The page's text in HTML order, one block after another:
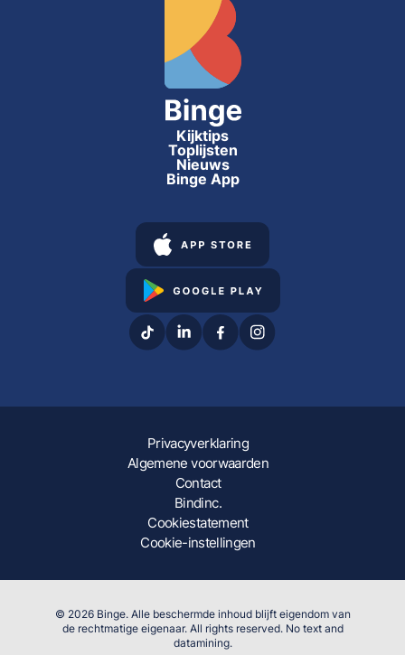
Kijktips
Toplijsten
Nieuws
Binge App
Privacyverklaring
Algemene voorwaarden
Contact
Bindinc.
Cookiestatement
Cookie-instellingen
© 2026 Binge. Alle beschermde inhoud blijft eigendom van
de rechtmatige eigenaar. All rights reserved. No text and
datamining.